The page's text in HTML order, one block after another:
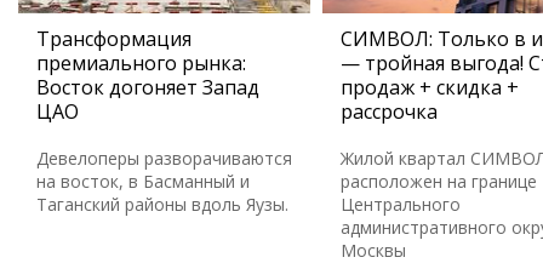
Трансформация
премиального рынка:
Восток догоняет Запад
ЦАО
Девелоперы разворачиваются
на восток, в Басманный и
Таганский районы вдоль Яузы.
СИМВОЛ: Только в
— тройная выгода!
продаж + скидка +
рассрочка
Жилой квартал
расположен на границе
Центрального
административного
Москвы